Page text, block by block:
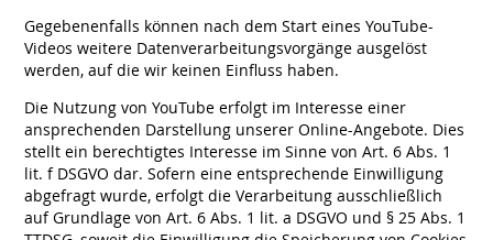
Gegebenenfalls können nach dem Start eines YouTube-
Videos weitere Datenverarbeitungsvorgänge ausgelöst
werden, auf die wir keinen Einfluss haben.
Die Nutzung von YouTube erfolgt im Interesse einer
ansprechenden Darstellung unserer Online-Angebote. Dies
stellt ein berechtigtes Interesse im Sinne von Art. 6 Abs. 1
lit. f DSGVO dar. Sofern eine entsprechende Einwilligung
abgefragt wurde, erfolgt die Verarbeitung ausschließlich
auf Grundlage von Art. 6 Abs. 1 lit. a DSGVO und § 25 Abs. 1